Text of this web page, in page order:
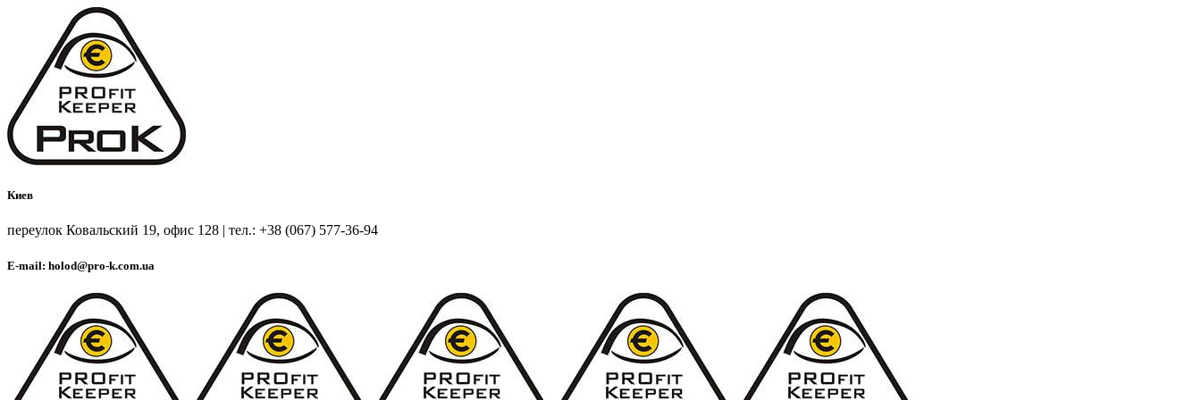
Киев
переулок Ковальский 19, офис 128 | тел.: +38 (067) 577-36-94
E-mail: holod@pro-k.com.ua